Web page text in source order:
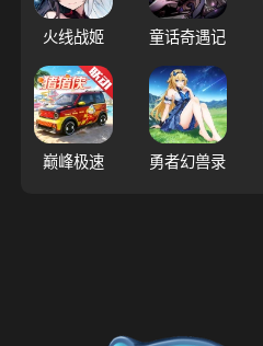
火线战姬 童话奇遇记
巅峰极速 勇者幻兽录